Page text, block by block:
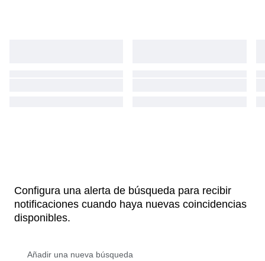
Configura una alerta de búsqueda para recibir
notificaciones cuando haya nuevas coincidencias
disponibles.